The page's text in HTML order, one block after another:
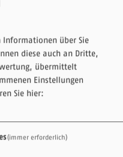
Informationen über Sie
diese auch an Dritte,
übermittelt
Einstellungen
Sie hier:
(immer erforderlich)